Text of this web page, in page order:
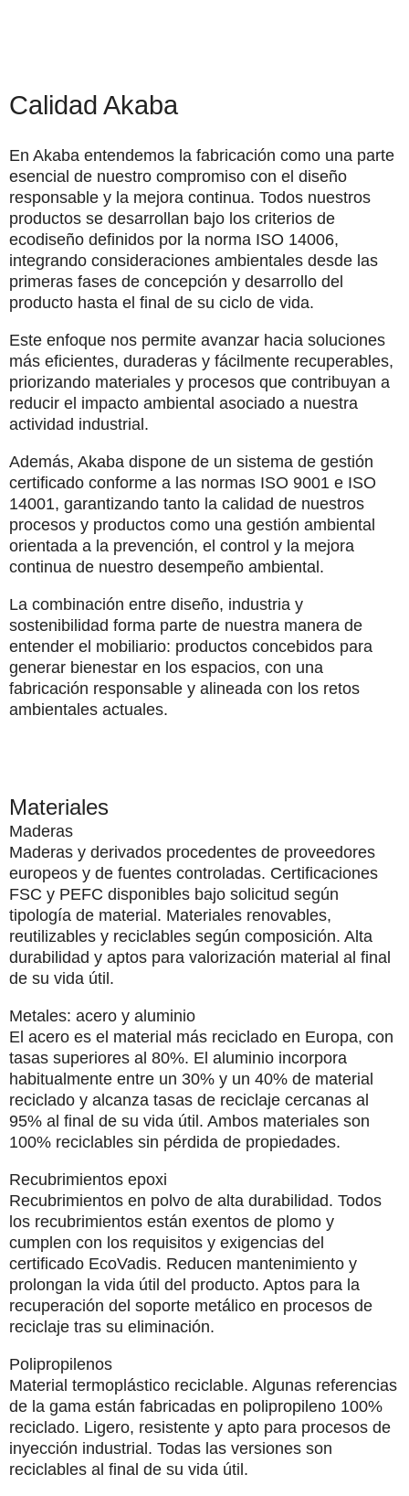
Calidad Akaba
En Akaba entendemos la fabricación como una parte
esencial de nuestro compromiso con el diseño
responsable y la mejora continua. Todos nuestros
productos se desarrollan bajo los criterios de
ecodiseño definidos por la norma ISO 14006,
integrando consideraciones ambientales desde las
primeras fases de concepción y desarrollo del
producto hasta el final de su ciclo de vida.
Este enfoque nos permite avanzar hacia soluciones
más eficientes, duraderas y fácilmente recuperables,
priorizando materiales y procesos que contribuyan a
reducir el impacto ambiental asociado a nuestra
actividad industrial.
Además, Akaba dispone de un sistema de gestión
certificado conforme a las normas ISO 9001 e ISO
14001, garantizando tanto la calidad de nuestros
procesos y productos como una gestión ambiental
orientada a la prevención, el control y la mejora
continua de nuestro desempeño ambiental.
La combinación entre diseño, industria y
sostenibilidad forma parte de nuestra manera de
entender el mobiliario: productos concebidos para
generar bienestar en los espacios, con una
fabricación responsable y alineada con los retos
ambientales actuales.
Materiales
Maderas
Maderas y derivados procedentes de proveedores
europeos y de fuentes controladas. Certificaciones
FSC y PEFC disponibles bajo solicitud según
tipología de material. Materiales renovables,
reutilizables y reciclables según composición. Alta
durabilidad y aptos para valorización material al final
de su vida útil.
Metales: acero y aluminio
El acero es el material más reciclado en Europa, con
tasas superiores al 80%. El aluminio incorpora
habitualmente entre un 30% y un 40% de material
reciclado y alcanza tasas de reciclaje cercanas al
95% al final de su vida útil. Ambos materiales son
100% reciclables sin pérdida de propiedades.
Recubrimientos epoxi
Recubrimientos en polvo de alta durabilidad. Todos
los recubrimientos están exentos de plomo y
cumplen con los requisitos y exigencias del
certificado EcoVadis. Reducen mantenimiento y
prolongan la vida útil del producto. Aptos para la
recuperación del soporte metálico en procesos de
reciclaje tras su eliminación.
Polipropilenos
Material termoplástico reciclable. Algunas referencias
de la gama están fabricadas en polipropileno 100%
reciclado. Ligero, resistente y apto para procesos de
inyección industrial. Todas las versiones son
reciclables al final de su vida útil.